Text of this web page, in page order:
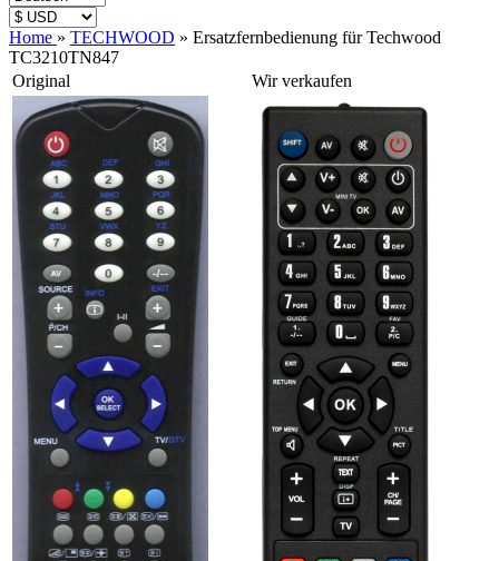
Home » TECHWOOD » Ersatzfernbedienung für Techwood
TC3210TN847
Original
Wir verkaufen